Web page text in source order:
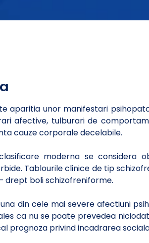
aparitia unor manifestari
afective, tulburari de
cauze corporale decelabile.
moderna se considera
Tablourile clinice de tip
drept boli schizofreniforme.
din cele mai severe afectiuni
ca nu se poate prevedea
prognoza privind incadrarea